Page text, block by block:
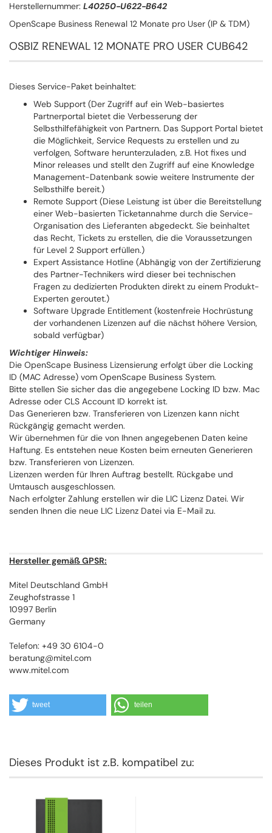
Herstellernummer: L40250-U622-B642
OpenScape Business Renewal 12 Monate pro User (IP & TDM)
OSBIZ RENEWAL 12 MONATE PRO USER CUB642
Dieses Service-Paket beinhaltet:
Web Support (Der Zugriff auf ein Web-basiertes
Partnerportal bietet die Verbesserung der
Selbsthilfefähigkeit von Partnern. Das Support Portal bietet
die Möglichkeit, Service Requests zu erstellen und zu
verfolgen, Software herunterzuladen, z.B. Hot fixes und
Minor releases und stellt den Zugriff auf eine Knowledge
Management-Datenbank sowie weitere Instrumente der
Selbsthilfe bereit.)
Remote Support (Diese Leistung ist über die Bereitstellung
einer Web-basierten Ticketannahme durch die Service-
Organisation des Lieferanten abgedeckt. Sie beinhaltet
das Recht, Tickets zu erstellen, die die Voraussetzungen
für Level 2 Support erfüllen.)
Expert Assistance Hotline (Abhängig von der Zertifizierung
des Partner-Technikers wird dieser bei technischen
Fragen zu dedizierten Produkten direkt zu einem Produkt-
Experten geroutet.)
Software Upgrade Entitlement (kostenfreie Hochrüstung
der vorhandenen Lizenzen auf die nächst höhere Version,
sobald verfügbar)
Wichtiger Hinweis:
Die OpenScape Business Lizensierung erfolgt über die Locking
ID (MAC Adresse) vom OpenScape Business System.
Bitte stellen Sie sicher das die angegebene Locking ID bzw. Mac
Adresse oder CLS Account ID korrekt ist.
Das Generieren bzw. Transferieren von Lizenzen kann nicht
Rückgängig gemacht werden.
Wir übernehmen für die von Ihnen angegebenen Daten keine
Haftung. Es entstehen neue Kosten beim erneuten Generieren
bzw. Transferieren von Lizenzen.
Lizenzen werden für Ihren Auftrag bestellt. Rückgabe und
Umtausch ausgeschlossen.
Nach erfolgter Zahlung erstellen wir die LIC Lizenz Datei. Wir
senden Ihnen die neue LIC Lizenz Datei via E-Mail zu.
Hersteller gemäß GPSR:
Mitel Deutschland GmbH
Zeughofstrasse 1
10997 Berlin
Germany
Telefon: +49 30 6104-0
beratung@mitel.com
www.mitel.com
tweet teilen
Dieses Produkt ist z.B. kompatibel zu: